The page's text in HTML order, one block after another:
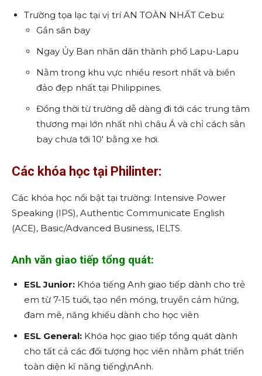
Trường tọa lạc tại vị trí AN TOÀN NHẤT Cebu:
Gần sân bay
Ngay Ủy Ban nhân dân thành phố Lapu-Lapu
Nằm trong khu vực nhiều resort nhất và biển
đảo đẹp nhất tại Philippines.
Đồng thời từ trường dễ dàng đi tới các trung tâm
thương mại lớn nhất nhì châu Á và chỉ cách sân
bay chưa tới 10′ bằng xe hơi.
Các khóa học tại Philinter:
Các khóa học nổi bật tại trường: Intensive Power
Speaking (IPS), Authentic Communicate English
(ACE), Basic/Advanced Business, IELTS.
Anh văn giao tiếp tổng quát:
ESL Junior: Khóa tiếng Anh giao tiếp dành cho trẻ
em từ 7-15 tuổi, tạo nền móng, truyền cảm hứng,
đam mê, năng khiếu dành cho học viên
ESL General: Khóa học giao tiếp tổng quát dành
cho tất cả các đối tượng học viên nhằm phát triển
toàn diện kĩ năng tiếng\nAnh.